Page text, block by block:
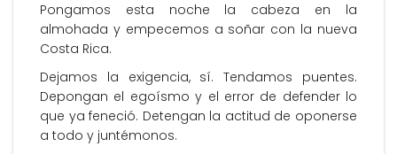
Pongamos esta noche la cabeza en la
almohada y empecemos a soñar con la nueva
Costa Rica.
Dejamos la exigencia, sí. Tendamos puentes.
Depongan el egoísmo y el error de defender lo
que ya feneció. Detengan la actitud de oponerse
a todo y juntémonos.